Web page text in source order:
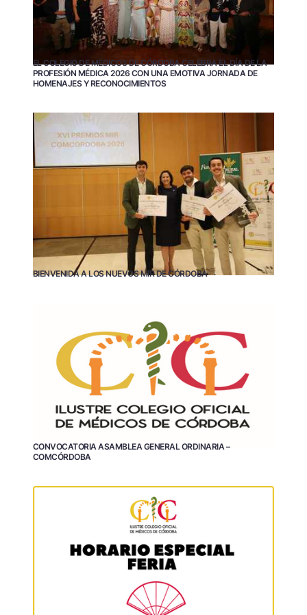
EL COLEGIO DE MÉDICOS DE CÓRDOBA CELEBRA EL DÍA DE LA
PROFESIÓN MÉDICA 2026 CON UNA EMOTIVA JORNADA DE
HOMENAJES Y RECONOCIMIENTOS
BIENVENIDA A LOS NUEVOS MIR DE CÓRDOBA
CONVOCATORIA ASAMBLEA GENERAL ORDINARIA –
COMCÓRDOBA